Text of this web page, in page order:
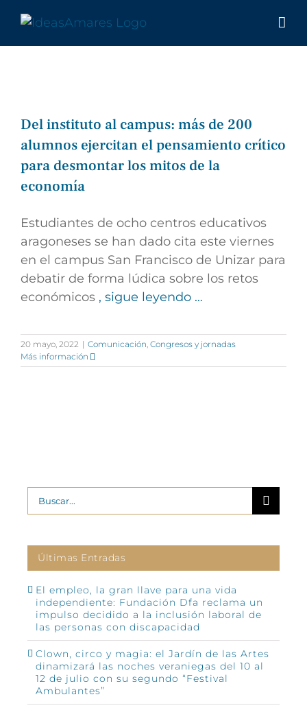
contenido
Del instituto al campus: más de 200
alumnos ejercitan el pensamiento crítico
para desmontar los mitos de la
economía
Estudiantes de ocho centros educativos
aragoneses se han dado cita este viernes
en el campus San Francisco de Unizar para
debatir de forma lúdica sobre los retos
económicos , sigue leyendo …
20 mayo, 2022 | Comunicación, Congresos y jornadas
Más información
Buscar:
Últimas Entradas
El empleo, la gran llave para una vida
independiente: Fundación Dfa reclama un
impulso decidido a la inclusión laboral de
las personas con discapacidad
Clown, circo y magia: el Jardín de las Artes
dinamizará las noches veraniegas del 10 al
12 de julio con su segundo “Festival
Ambulantes”